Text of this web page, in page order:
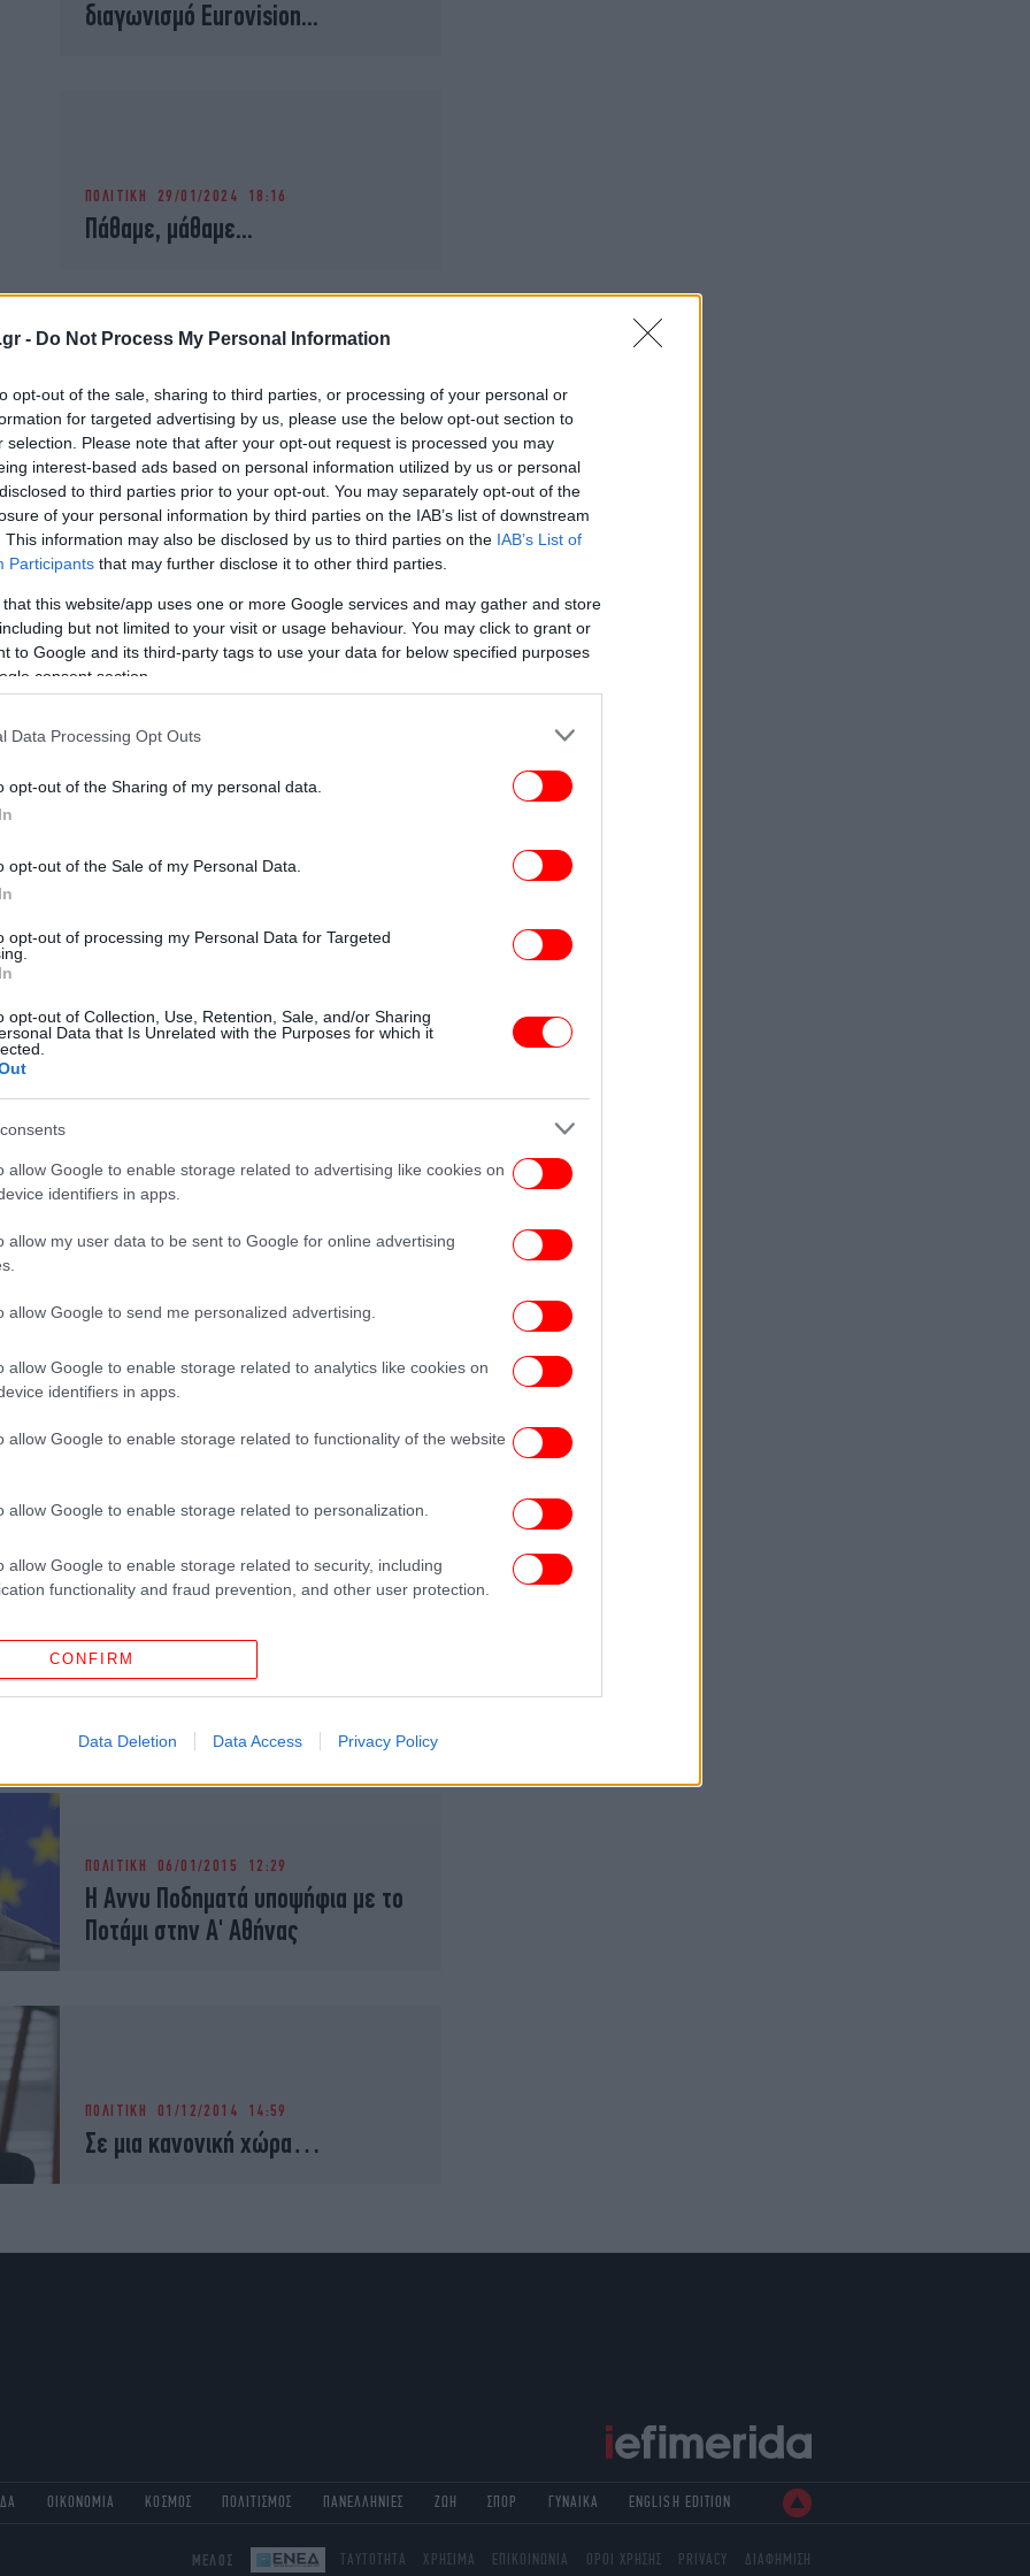
- Do Not Process My Personal Information
opt-out of the sale, sharing to third parties, or processing of your personal or
for targeted advertising by us, please use the below opt-out section to
selection. Please note that after your opt-out request is processed you may
interest-based ads based on personal information utilized by us or personal
to third parties prior to your opt-out. You may separately opt-out of the
of your personal information by third parties on the IAB’s list of downstream
This information may also be disclosed by us to third parties on the IAB’s List of
Participants that may further disclose it to other third parties.
that this website/app uses one or more Google services and may gather and store
but not limited to your visit or usage behaviour. You may click to grant or
to Google and its third-party tags to use your data for below specified purposes
consent section.
Data Processing Opt Outs
opt-out of the Sharing of my personal data.
opt-out of the Sale of my Personal Data.
opt-out of processing my Personal Data for Targeted
opt-out of Collection, Use, Retention, Sale, and/or Sharing
Data that Is Unrelated with the Purposes for which it
allow Google to enable storage related to advertising like cookies on
identifiers in apps.
allow my user data to be sent to Google for online advertising
allow Google to send me personalized advertising.
allow Google to enable storage related to analytics like cookies on
identifiers in apps.
allow Google to enable storage related to functionality of the website
allow Google to enable storage related to personalization.
allow Google to enable storage related to security, including
functionality and fraud prevention, and other user protection.
CONFIRM
Data Deletion Data Access Privacy Policy
διαγωνισμό Eurovision...
ΠΟΛΙΤΙΚΗ 29/01/2024 18:16
Πάθαμε, μάθαμε...
ΠΟΛΙΤΙΚΗ 17/12/2023 20:17
Η Ευρώπη σε περιδίνηση
H κοινωνία αλλάζει, το μήνυμα
των εκλογών
12/07/2021 17:44
αποκλίνοντα συμφέροντα;
ΠΟΛΙΤΙΚΗ 31/05/2021 17:38
Αλλαγή σελίδας στις σχέσεις ΕΕ-
Ταμείο Ανάκαμψης: Μια ιστορική
Αννυ Ποδηματά: Η Ευρώπη δεν
με εκρηκτικά
Οι γυναίκες του Σταύρου
-Δυναμικές και υποψήφιες στο
ΠΟΛΙΤΙΚΗ 06/01/2015 12:29
Η Αννυ Ποδηματά υποψήφια με το
Ποτάμι στην Α' Αθήνας
ΠΟΛΙΤΙΚΗ 01/12/2014 14:59
Σε μια κανονική χώρα…
ΟΙΚΟΝΟΜΙΑ ΚΟΣΜΟΣ ΠΟΛΙΤΙΣΜΟΣ ΠΑΝΕΛΛΗΝΙΕΣ ΖΩΗ ΣΠΟΡ ΓΥΝΑΙΚΑ ENGLISH EDITION
ΜΕΛΟΣ ΤΑΥΤΟΤΗΤΑ ΧΡΗΣΙΜΑ ΕΠΙΚΟΙΝΩΝΙΑ ΟΡΟΙ ΧΡΗΣΗΣ PRIVACY ΔΙΑΦΗΜΙΣΗ